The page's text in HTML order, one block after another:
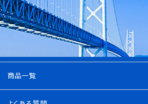
商品一覧